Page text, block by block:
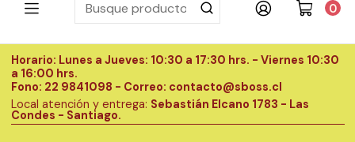
0
Horario: Lunes a Jueves: 10:30 a 17:30 hrs. - Viernes 10:30
a 16:00 hrs.
Fono: 22 9841098 - Correo: contacto@sboss.cl
Local atención y entrega: Sebastián Elcano 1783 - Las
Condes - Santiago.